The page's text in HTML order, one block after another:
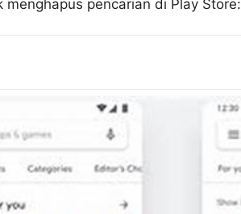
pencarian di Play Store: